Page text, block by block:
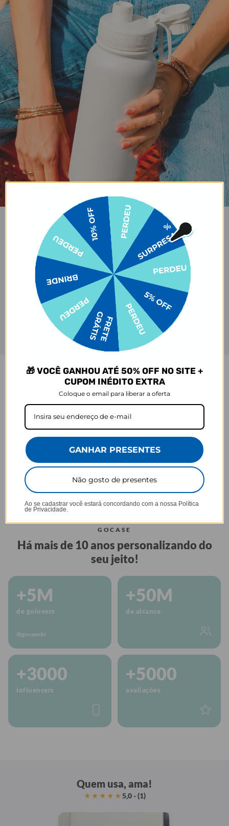
GARRAFA FRESH
Praticidade que acompanha seu ritmo.
Alça embutida
Tampa anti
Perfeita para sua
rotina
GOCASE
Há mais de 10 anos personalizando do
seu jeito!
+5M
de golovers
@gocasebr
+50M
de alcance
+3000
influencers
+5000
avaliações
Quem usa, ama!
★★★★★5,0 - (1)
🎁 VOCÊ GANHOU ATÉ 50% OFF NO SITE +
CUPOM INÉDITO EXTRA
Coloque o email para liberar a oferta
GANHAR PRESENTES
Não gosto de presentes
Ao se cadastrar você estará concordando com a nossa Política
de Privacidade.